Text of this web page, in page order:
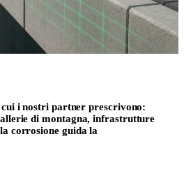
i nostri partner prescrivono:
di montagna, infrastrutture
corrosione guida la